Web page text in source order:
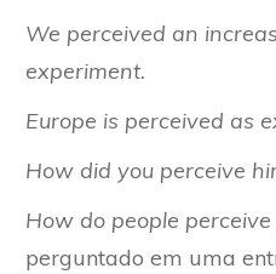
We perceived an
experiment.
Europe is perceived as
How did you perceive
How do people perceive
perguntado em uma